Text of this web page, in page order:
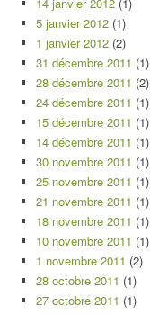
5 janvier 2012 (1)
1 janvier 2012 (2)
31 décembre 2011 (1)
28 décembre 2011 (2)
24 décembre 2011 (1)
15 décembre 2011 (1)
14 décembre 2011 (1)
30 novembre 2011 (1)
25 novembre 2011 (1)
21 novembre 2011 (1)
18 novembre 2011 (1)
10 novembre 2011 (1)
1 novembre 2011 (2)
28 octobre 2011 (1)
27 octobre 2011 (1)